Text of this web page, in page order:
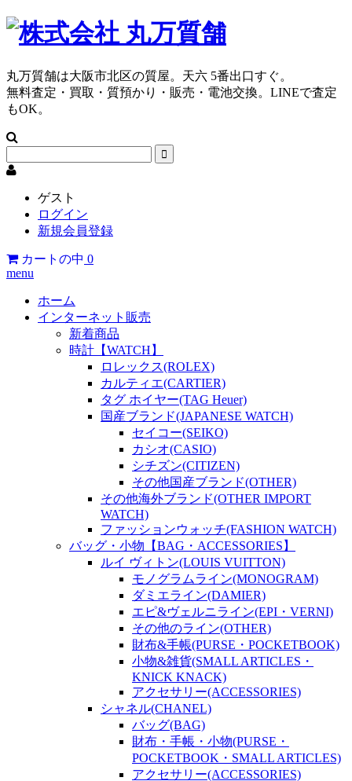
丸万質舗は大阪市北区の質屋。天六 5番出口すぐ。
無料査定・買取・質預かり・販売・電池交換。LINEで査定
もOK。
ゲスト
ログイン
新規会員登録
カートの中 0
menu
ホーム
インターネット販売
新着商品
時計【WATCH】
ロレックス(ROLEX)
カルティエ(CARTIER)
タグ ホイヤー(TAG Heuer)
国産ブランド(JAPANESE WATCH)
セイコー(SEIKO)
カシオ(CASIO)
シチズン(CITIZEN)
その他国産ブランド(OTHER)
その他海外ブランド(OTHER IMPORT
WATCH)
ファッションウォッチ(FASHION WATCH)
バッグ・小物【BAG・ACCESSORIES】
ルイ ヴィトン(LOUIS VUITTON)
モノグラムライン(MONOGRAM)
ダミエライン(DAMIER)
エピ&ヴェルニライン(EPI・VERNI)
その他のライン(OTHER)
財布&手帳(PURSE・POCKETBOOK)
小物&雑貨(SMALL ARTICLES・
KNICK KNACK)
アクセサリー(ACCESSORIES)
シャネル(CHANEL)
バッグ(BAG)
財布・手帳・小物(PURSE・
POCKETBOOK・SMALL ARTICLES)
アクセサリー(ACCESSORIES)